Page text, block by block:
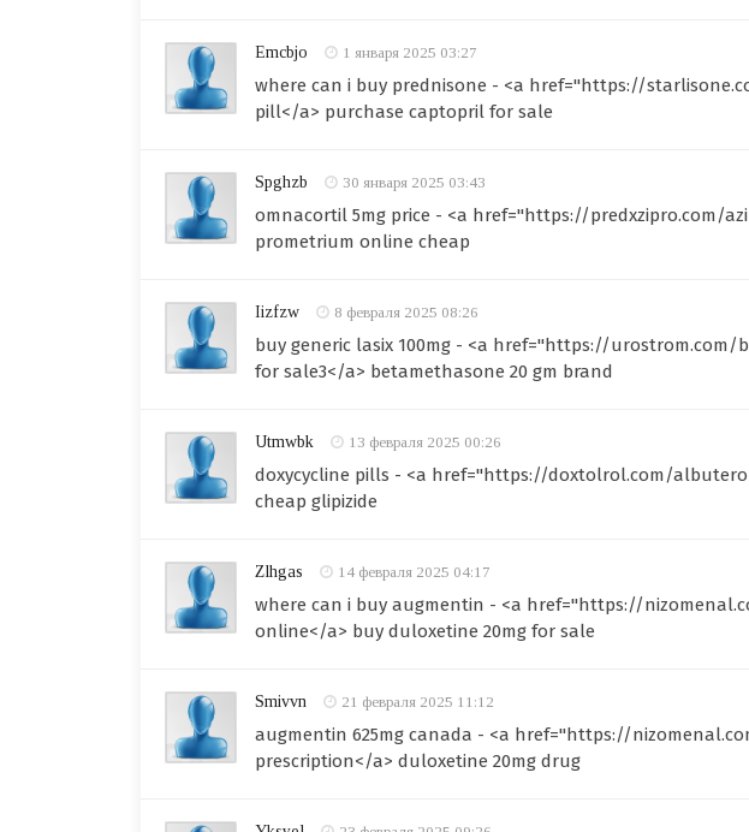
Emcbjo 1 января 2025 03:27
where can i buy prednisone - <a href="https://
pill</a> purchase captopril for sale
Spghzb 30 января 2025 03:43
omnacortil 5mg price - <a href="https://predxzipro.com/
prometrium online cheap
Iizfzw 8 февраля 2025 08:26
buy generic lasix 100mg - <a href="https://
for sale3</a> betamethasone 20 gm brand
Utmwbk 13 февраля 2025 00:26
doxycycline pills - <a href="https://doxtolrol.com/
cheap glipizide
Zlhgas 14 февраля 2025 04:17
where can i buy augmentin - <a href="https://
online</a> buy duloxetine 20mg for sale
Smivvn 21 февраля 2025 11:12
augmentin 625mg canada - <a href="https://
prescription</a> duloxetine 20mg drug